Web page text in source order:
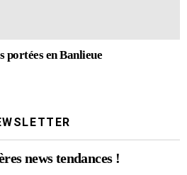
portées en Banlieue
news tendances !